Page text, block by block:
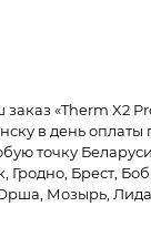
«Therm X2
в день оплаты
точку
Гродно, Брест,
Мозырь,